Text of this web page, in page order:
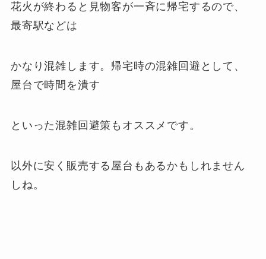
花火が終わると見物客が一斉に帰宅するので、
最寄駅などは
かなり混雑します。帰宅時の混雑回避として、
屋台で時間を潰す
といった混雑回避策もオススメです。
以外に安く販売する屋台もあるかもしれません
しね。